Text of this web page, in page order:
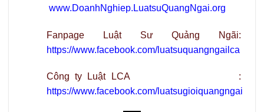
www.DoanhNghiep.LuatsuQuangNgai.org
Fanpage Luật Sư Quảng Ngãi:
https://www.facebook.com/luatsuquangngailca
Công ty Luật LCA :
https://www.facebook.com/luatsugioiquangngai